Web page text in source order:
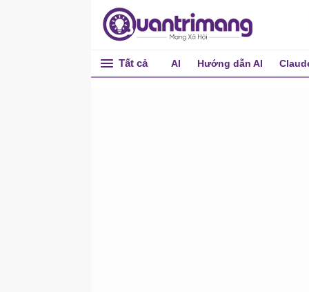
Tất cả AI Hướng dẫn AI
Hàm LOWER
Hàm LTRIM
Hàm REPLACE